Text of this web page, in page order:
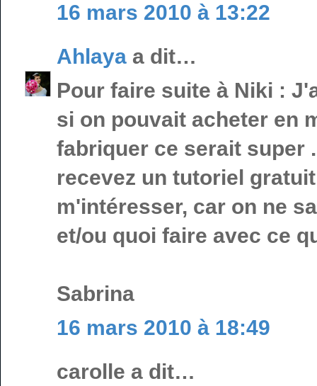
16 mars 2010 à 13:22
Ahlaya a dit…
Pour faire suite à Niki :
si on pouvait acheter en
fabriquer ce serait super
recevez un tutoriel
m'intéresser, car on ne
et/ou quoi faire avec ce
Sabrina
16 mars 2010 à 18:49
carolle a dit…